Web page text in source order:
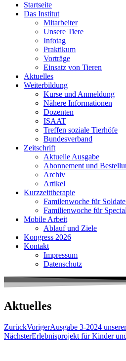
Startseite
Das Institut
Mitarbeiter
Unsere Tiere
Infotag
Praktikum
Vorträge
Einsatz von Tieren
Aktuelles
Weiterbildung
Kurse und Anmeldung
Nähere Informationen
Dozenten
ISAAT
Treffen soziale Tierhöfe
Bundesverband
Zeitschrift
Aktuelle Ausgabe
Abonnement und
Archiv
Artikel
Kurzzeittherapie
Familenwoche für
Familienwoche für
Mobile Arbeit
Ablauf und Ziele
Kongress 2026
Kontakt
Impressum
Datenschutz
Aktuelles
ZurückVorigerAusgabe 3-2024
NächsterErlebnisprojekt für Kinder